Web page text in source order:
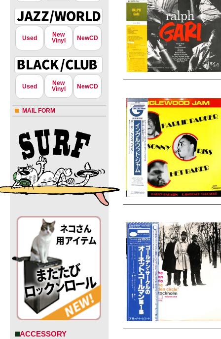
Used
New
Vinyl
NewCD
Used
New
Vinyl
NewCD
MAIL FORM
ACCESSORY